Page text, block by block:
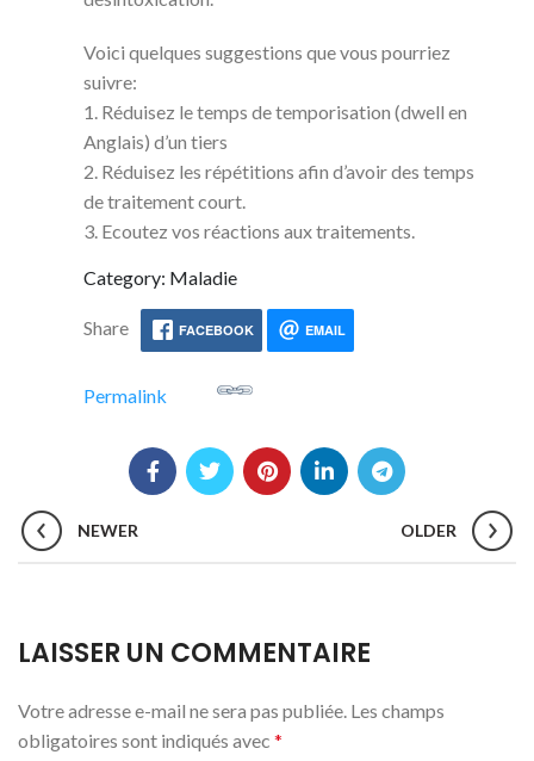
Voici quelques suggestions que vous pourriez
suivre:
1. Réduisez le temps de temporisation (dwell en
Anglais) d’un tiers
2. Réduisez les répétitions afin d’avoir des temps
de traitement court.
3. Ecoutez vos réactions aux traitements.
Category: Maladie
Share FACEBOOK EMAIL
Permalink
NEWER OLDER
LAISSER UN COMMENTAIRE
Votre adresse e-mail ne sera pas publiée. Les champs
obligatoires sont indiqués avec *